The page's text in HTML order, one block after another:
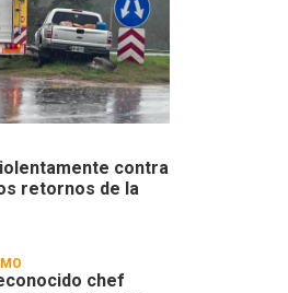
contra
retornos de la
chef